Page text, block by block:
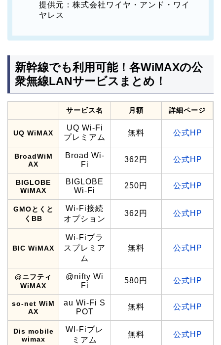
提供元：株式会社ワイヤ・アンド・ワイ
ヤレス
新幹線でも利用可能！各WiMAXの公
衆無線LANサービスまとめ！
サービス名 月額 詳細ページ
UQ WiMAX
UQ Wi-Fi
プレミアム
無料 公式HP
BroadWiM
AX
Broad Wi-
Fi
362円 公式HP
BIGLOBE
WiMAX
BIGLOBE
Wi-Fi
250円 公式HP
GMOとくと
くBB
Wi-Fi接続
オプション
362円 公式HP
BIC WiMAX
Wi-Fiプラ
スプレミア
ム
無料 公式HP
@ニフティ
WiMAX
@nifty Wi
Fi
580円 公式HP
so-net WiM
AX
au Wi-Fi S
POT
無料 公式HP
Dis mobile
wimax
WI-Fiプレ
ミアム
無料 公式HP